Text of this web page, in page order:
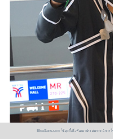
BlogGang.com ใช้คุกกี้เพื่อพัฒนาประสบการณ์การ